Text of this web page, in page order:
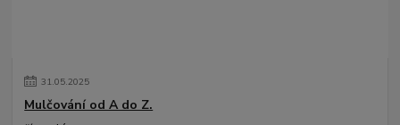
31.05.2025
Mulčování od A do Z.